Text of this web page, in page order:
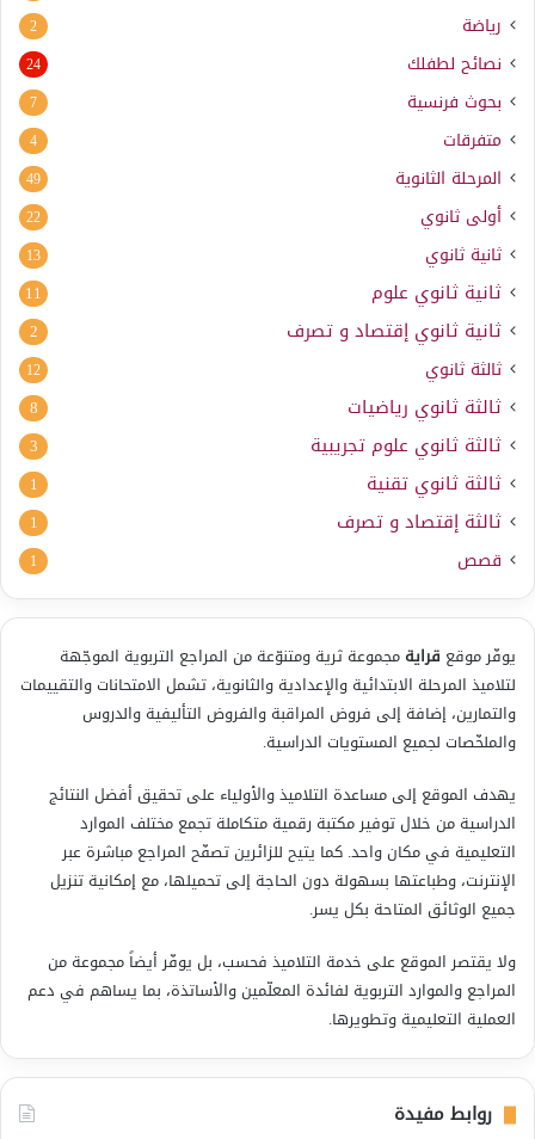
رياضة 2
نصائح لطفلك 24
بحوث فرنسية 7
متفرقات 4
المرحلة الثانوية 49
أولى ثانوي 22
ثانية ثانوي 13
ثانية ثانوي علوم 11
ثانية ثانوي إقتصاد و تصرف 2
ثالثة ثانوي 12
ثالثة ثانوي رياضيات 8
ثالثة ثانوي علوم تجريبية 3
ثالثة ثانوي تقنية 1
ثالثة إقتصاد و تصرف 1
قصص 1
يوفّر موقع قرايةمجموعة ثرية ومتنوّعة من المراجع التربوية الموجّهة
لتلاميذ المرحلة الابتدائية والإعدادية والثانوية، تشمل الامتحانات والتقييمات
والتمارين، إضافة إلى فروض المراقبة والفروض التأليفية والدروس
والملخّصات لجميع المستويات الدراسية.
يهدف الموقع إلى مساعدة التلاميذ والأولياء على تحقيق أفضل النتائج
الدراسية من خلال توفير مكتبة رقمية متكاملة تجمع مختلف الموارد
التعليمية في مكان واحد. كما يتيح للزائرين تصفّح المراجع مباشرة عبر
الإنترنت، وطباعتها بسهولة دون الحاجة إلى تحميلها، مع إمكانية تنزيل
جميع الوثائق المتاحة بكل يسر.
ولا يقتصر الموقع على خدمة التلاميذ فحسب، بل يوفّر أيضاً مجموعة من
المراجع والموارد التربوية لفائدة المعلّمين والأساتذة، بما يساهم في دعم
العملية التعليمية وتطويرها.
روابط مفيدة